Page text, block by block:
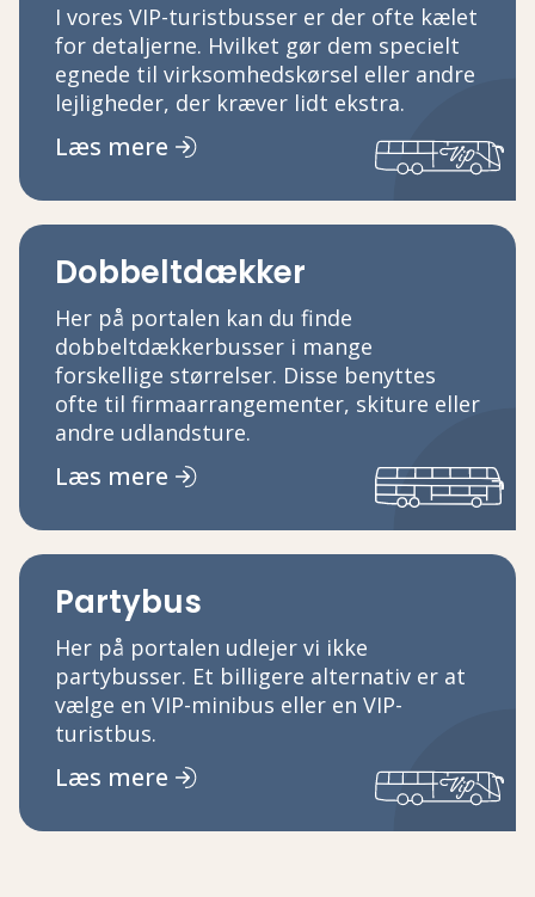
I vores VIP-turistbusser er der ofte kælet
for detaljerne. Hvilket gør dem specielt
egnede til virksomhedskørsel eller andre
lejligheder, der kræver lidt ekstra.
Læs mere
Dobbeltdækker
Her på portalen kan du finde
dobbeltdækkerbusser i mange
forskellige størrelser. Disse benyttes
ofte til firmaarrangementer, skiture eller
andre udlandsture.
Læs mere
Partybus
Her på portalen udlejer vi ikke
partybusser. Et billigere alternativ er at
vælge en VIP-minibus eller en VIP-
turistbus.
Læs mere